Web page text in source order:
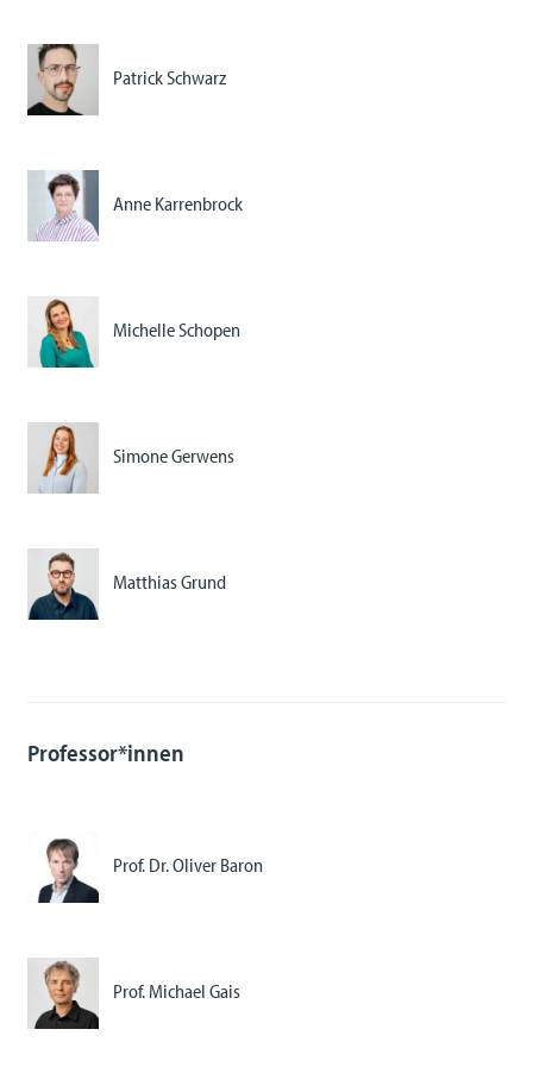
Patrick Schwarz
Anne Karrenbrock
Michelle Schopen
Simone Gerwens
Matthias Grund
Professor*innen
Prof. Dr. Oliver Baron
Prof. Michael Gais